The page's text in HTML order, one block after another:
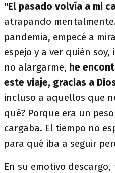
"El pasado volvía a mi
atrapando
pandemia, empecé a
espejo y a ver quién
no alargarme, he
este viaje, gracias a
incluso a aquellos que
qué? Porque era un
cargaba. El tiempo no
para qué iba a seguir
En su emotivo